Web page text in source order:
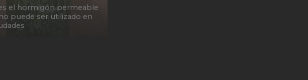
el hormigón permeable
puede ser utilizado en